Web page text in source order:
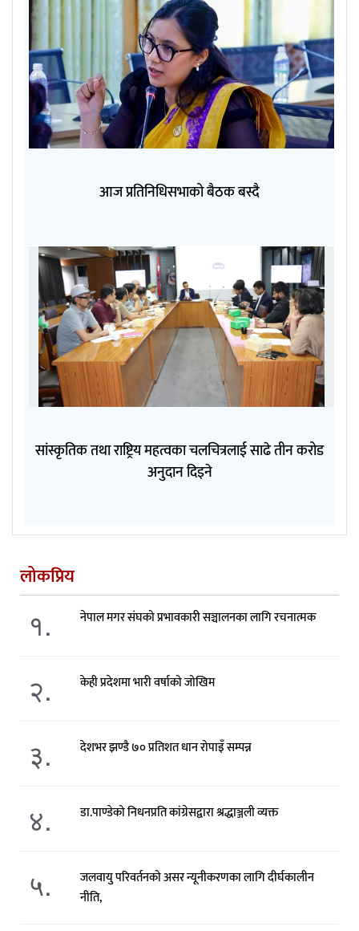
आज प्रतिनिधिसभाको बैठक बस्दै
सांस्कृतिक तथा राष्ट्रिय महत्वका चलचित्रलाई साढे तीन करोड
अनुदान दिइने
लोकप्रिय
१. नेपाल मगर संघको प्रभावकारी सञ्चालनका लागि रचनात्मक
२. केही प्रदेशमा भारी वर्षाको जोखिम
३. देशभर झण्डै ७० प्रतिशत धान रोपाइँ सम्पन्न
४. डा.पाण्डेको निधनप्रति कांग्रेसद्वारा श्रद्धाञ्जली व्यक्त
५.
जलवायु परिवर्तनको असर न्यूनीकरणका लागि दीर्घकालीन
नीति,